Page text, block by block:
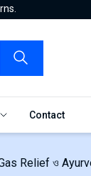
Contact
Relief ও